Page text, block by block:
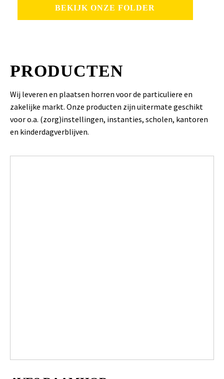
BEKIJK ONZE FOLDER
PRODUCTEN
Wij leveren en plaatsen horren voor de particuliere en
zakelijke markt. Onze producten zijn uitermate geschikt
voor o.a. (zorg)instellingen, instanties, scholen, kantoren
en kinderdagverblijven.